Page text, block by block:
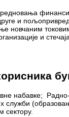
и
новчаним
и
набавке;
сектору.